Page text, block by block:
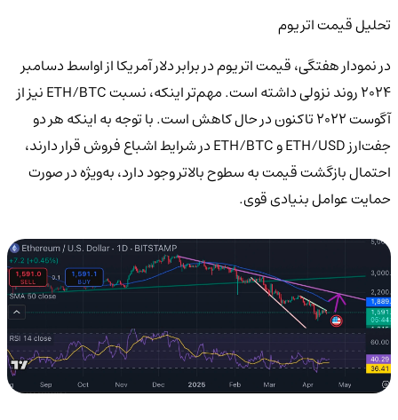
تحلیل قیمت اتریوم
در نمودار هفتگی، قیمت اتریوم در برابر دلار آمریکا از اواسط دسامبر
۲۰۲۴ روند نزولی داشته است. مهم‌تر اینکه، نسبت ETH/BTC نیز از
آگوست ۲۰۲۲ تاکنون در حال کاهش است. با توجه به اینکه هر دو
جفت‌ارز ETH/USD و ETH/BTC در شرایط اشباع فروش قرار دارند،
احتمال بازگشت قیمت به سطوح بالاتر وجود دارد، به‌ویژه در صورت
حمایت عوامل بنیادی قوی.